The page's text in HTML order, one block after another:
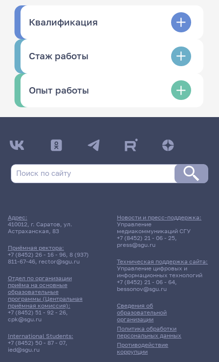
Квалификация
Стаж работы
Опыт работы
Адрес:
410012, г. Саратов, ул.
Астраханская, 83
Приёмная ректора:
+7 (8452) 26 - 16 - 96, 8 (937)
811-67-46, rector@sgu.ru
Отдел по организации
приёма на основные
образовательные
программы (Центральная
приёмная комиссия):
+7 (8452) 51 - 92 - 26,
cpk@sgu.ru
International Students:
+7 (8452) 50 - 87 - 07,
ied@sgu.ru
Сведения об
образовательной
организации
Политика обработки
персональных данных
Противодействие
коррупции
Новости и пресс-поддержка:
Управление
медиакоммуникаций СГУ
+7 (8452) 21 - 06 - 25,
press@sgu.ru
Техническая поддержка сайта:
Управление цифровых и
информационных технологий
+7 (8452) 21 - 06 - 64,
bessonov@sgu.ru